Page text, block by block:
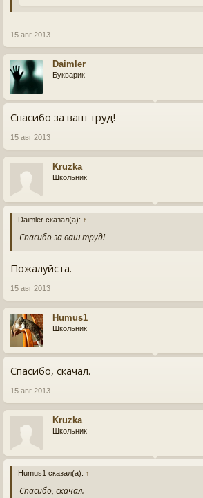
15 авг 2013
Daimler
Букварик
Спасибо за ваш труд!
15 авг 2013
Kruzka
Школьник
Daimler сказал(а): ↑
Спасибо за ваш труд!
Пожалуйста.
15 авг 2013
Humus1
Школьник
Спасибо, скачал.
15 авг 2013
Kruzka
Школьник
Humus1 сказал(а): ↑
Спасибо, скачал.